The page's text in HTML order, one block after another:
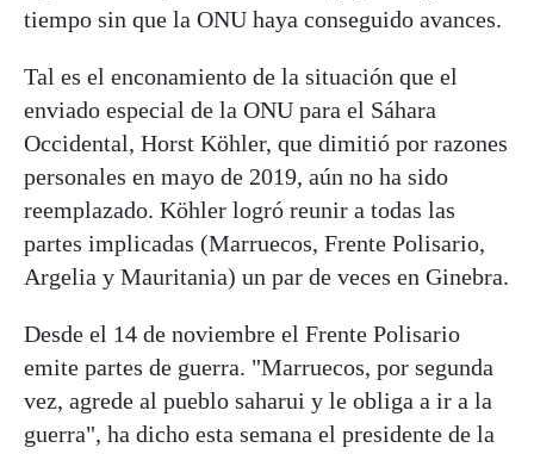
tiempo sin que la ONU haya conseguido avances.
Tal es el enconamiento de la situación que el
enviado especial de la ONU para el Sáhara
Occidental, Horst Köhler, que dimitió por razones
personales en mayo de 2019, aún no ha sido
reemplazado. Köhler logró reunir a todas las
partes implicadas (Marruecos, Frente Polisario,
Argelia y Mauritania) un par de veces en Ginebra.
Desde el 14 de noviembre el Frente Polisario
emite partes de guerra. "Marruecos, por segunda
vez, agrede al pueblo saharui y le obliga a ir a la
guerra", ha dicho esta semana el presidente de la